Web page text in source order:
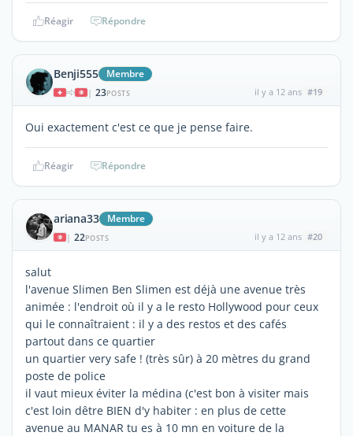
Réagir Répondre
Benji555 Membre
| 23POSTS il y a 12 ans #19
Oui exactement c'est ce que je pense faire.
Réagir Répondre
ariana33 Membre
| 22POSTS il y a 12 ans #20
salut
l'avenue Slimen Ben Slimen est déjà une avenue très
animée : l'endroit où il y a le resto Hollywood pour ceux
qui le connaîtraient : il y a des restos et des cafés
partout dans ce quartier
un quartier very safe ! (très sûr) à 20 mètres du grand
poste de police
il vaut mieux éviter la médina (c'est bon à visiter mais
c'est loin dêtre BIEN d'y habiter : en plus de cette
avenue au MANAR tu es à 10 mn en voiture de la